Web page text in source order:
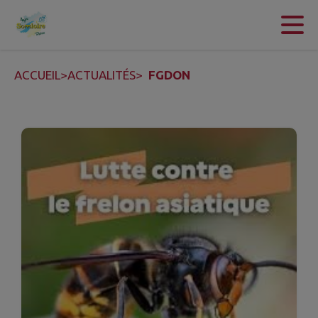
Contenu
ACCUEIL>ACTUALITÉS> FGDON